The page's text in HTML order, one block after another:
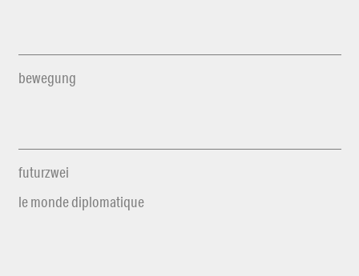
bewegung
futurzwei
le monde diplomatique